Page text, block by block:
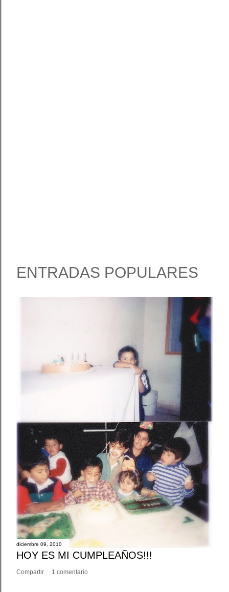
ENTRADAS POPULARES
diciembre 09, 2010
HOY ES MI CUMPLEAÑOS!!!
Compartir 1 comentario